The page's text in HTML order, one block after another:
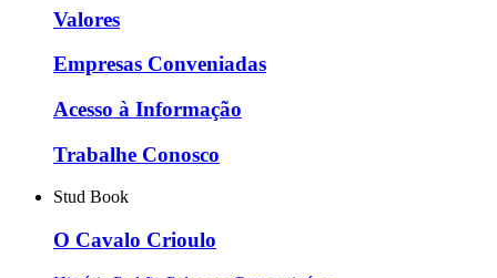
Valores
Empresas Conveniadas
Acesso à Informação
Trabalhe Conosco
Stud Book
O Cavalo Crioulo